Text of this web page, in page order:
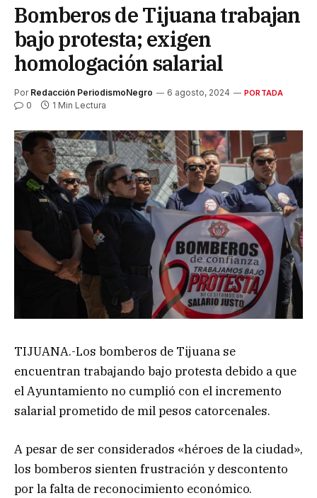
Bomberos de Tijuana trabajan
bajo protesta; exigen
homologación salarial
Por Redacción PeriodismoNegro 6 agosto, 2024 PORTADA
0 1 Min Lectura
TIJUANA.-Los bomberos de Tijuana se
encuentran trabajando bajo protesta debido a que
el Ayuntamiento no cumplió con el incremento
salarial prometido de mil pesos catorcenales.
A pesar de ser considerados «héroes de la ciudad»,
los bomberos sienten frustración y descontento
por la falta de reconocimiento económico.